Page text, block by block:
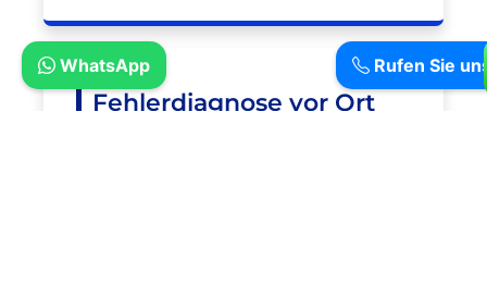
Fehlerdiagnose vor Ort
Rufen Sie
WhatsApp